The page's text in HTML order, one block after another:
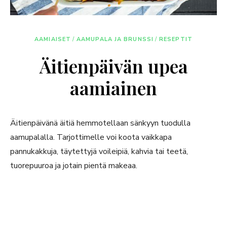
AAMIAISET / AAMUPALA JA BRUNSSI / RESEPTIT
Äitienpäivän upea
aamiainen
Äitienpäivänä äitiä hemmotellaan sänkyyn tuodulla
aamupalalla. Tarjottimelle voi koota vaikkapa
pannukakkuja, täytettyjä voileipiä, kahvia tai teetä,
tuorepuuroa ja jotain pientä makeaa.